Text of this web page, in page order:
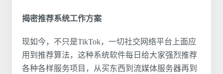
揭密推荐系统工作方案
现如今，不只是TikTok，一切社交网络平台上面应
用到推荐算法，这种系统软件每日给大家强烈推荐
各种各样服务项目，从买东西到流媒体服务器再到